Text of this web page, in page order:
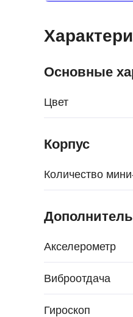
Основные
Цвет
Корпус
Количество
Акселерометр
Виброотдача
Гироскоп